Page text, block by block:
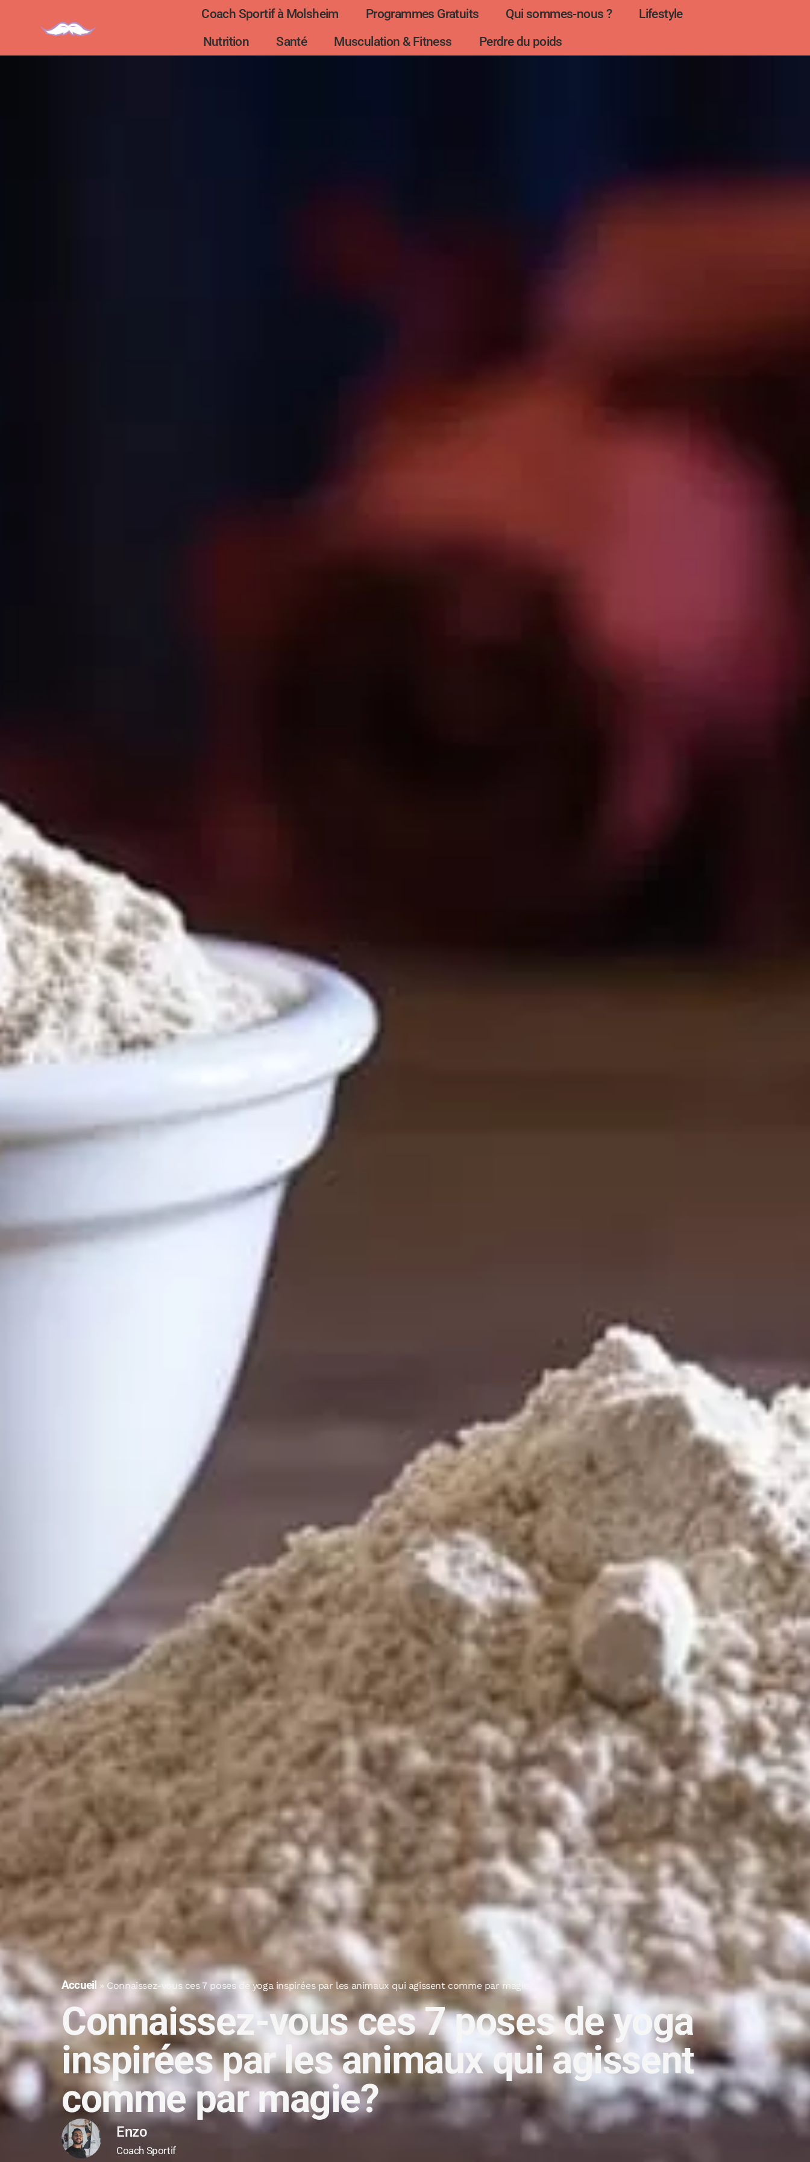
Coach Sportif à Molsheim Programmes Gratuits Qui sommes-nous ?
Lifestyle
Nutrition
Santé Musculation & Fitness Perdre du poids
Accueil » Connaissez-vous ces 7 poses de yoga inspirées par les animaux qui agissent comme par magie?
Connaissez-vous ces 7 poses de yoga
inspirées par les animaux qui agissent
comme par magie?
Enzo
Coach Sportif